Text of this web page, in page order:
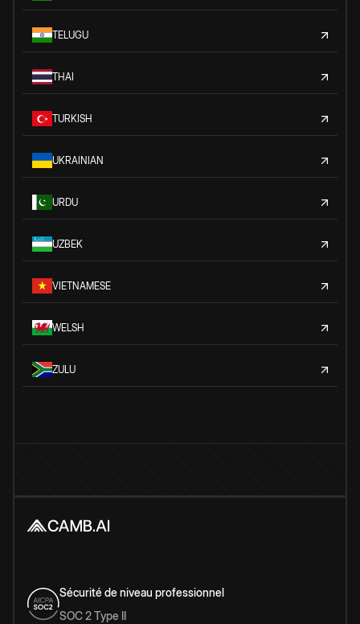
TELUGU
THAI
TURKISH
UKRAINIAN
URDU
UZBEK
VIETNAMESE
WELSH
ZULU
Sécurité de niveau professionnel
SOC 2 Type II